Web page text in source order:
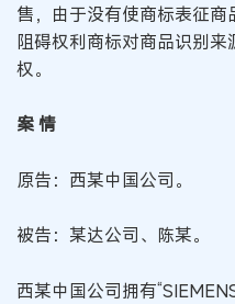
售，由于没有使商标表征
阻碍权利商标对商品识别
权。
案 情
原告：西某中国公司。
被告：某达公司、陈某。
西某中国公司拥有